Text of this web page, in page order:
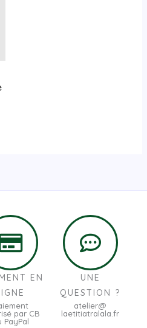
EN
par CB
PayPal
UNE
QUESTION ?
atelier@
laetitiatralala.fr